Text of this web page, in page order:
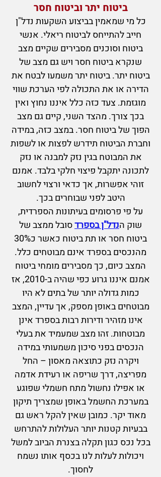
ביטוח יתר וביטוח חסר
כל מי שמאמיןבביצוע השקעות נדל"ן
חייב להתייחס לביטוח ריאלי. אנשי
ביטוח וסוכנים מסבירים שקיים מצב
שנקרא ביטוח חסרויש גם מצב של
ביטוח יתר. ביטוח יתר משמעו לבטח את
הדירה או את התכולה לפי הערכת שווי
מוגזמת. צעד כזה כלל איננו נחוץ ואין
בכך צורך. מהצד השני, קיים גם מצב
הפוך של ביטוח חסר. במצב כזה, במידה
וחברת הביטוח תידרש לפצות או לשפות
את המבוטח בגין נזק למבנה או נזק
לתכונה יתקבל פיצוי חלקי בלבד. אמנם
זוהי אפשרות, אך כדאי ורצוי לחשוב
היטב לפני שבוחרים בכך.
על פי פרסומים בעיתונות הספרדית,
שוק הנדל"ן בספרדסובל ממצב של
ביטוח חסר או תת ביטוח כאשר כ30%
מהנכסים בספרד אינם מבוטחים כלל.
המצב כיום, כך מסבירים מומחי ביטוח
אמנם איננו גרוע כפי שהיה ב-2010, אז
כמות גדולה יותר של בתים לא היו
מבוטחים באופן מספק, אך עדיין, המצב
אינו מזהיר ודירות רבות בספרד אינן
מבוטחות. זהו מצב שמעמיד את בעלי
הנכסים בפני סיכון משמעותי במידה
ויקרה נזק כתוצאה מאסון – החל
מפריצה, דרך שריפה או רעידת אדמה
או אפילו נחשול מתח חשמלי שפוגע
במערכת החשמל באופן שמצריך תיקון
מאוד יקר. כמובן שאין להקל ראש גם
בבעיות קטנות יותר העלולות להתרחש
בכל נכס כגון תקלה בצנרת הביוב למשל
ויכולות לעלות לנו בכסף אותו נשמח
לחסוך.